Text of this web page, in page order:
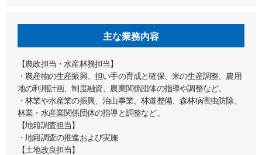
主な業務内容
【農政担当・水産林務担当】
・農産物の生産振興、担い手の育成と確保、米の生産調整、農用
地の利用計画、制度融資、農業関係団体の指導や調整など。
・林業や水産業の振興、治山事業、林道整備、森林病害虫防除、
林業・水産業関係団体の指導と調整など。
【地籍調査担当】
・地籍調査の推進および実施
【土地改良担当】